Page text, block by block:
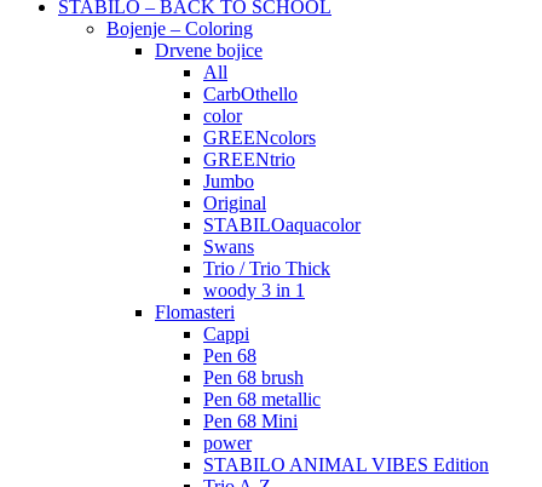
STABILO – BACK TO SCHOOL
Bojenje – Coloring
Drvene bojice
All
CarbOthello
color
GREENcolors
GREENtrio
Jumbo
Original
STABILOaquacolor
Swans
Trio / Trio Thick
woody 3 in 1
Flomasteri
Cappi
Pen 68
Pen 68 brush
Pen 68 metallic
Pen 68 Mini
power
STABILO ANIMAL VIBES Edition